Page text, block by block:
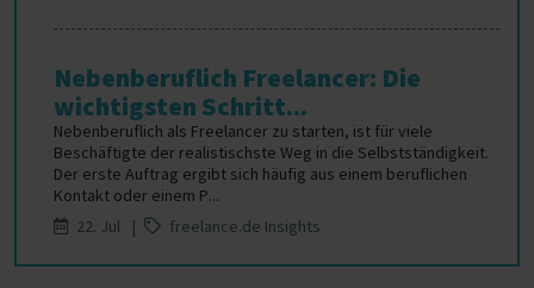
Nebenberuflich Freelancer: Die
wichtigsten Schritt...
Nebenberuflich als Freelancer zu starten, ist für viele
Beschäftigte der realistischste Weg in die Selbstständigkeit.
Der erste Auftrag ergibt sich häufig aus einem beruflichen
Kontakt oder einem P...
22. Jul |
freelance.de Insights